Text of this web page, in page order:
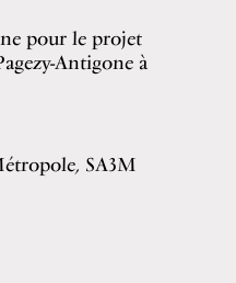
pour le projet
Antigone à
SA3M